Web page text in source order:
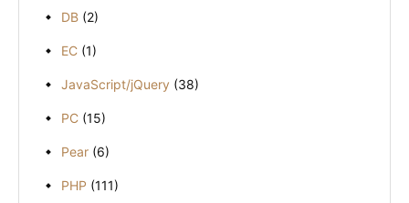
DB (2)
EC (1)
JavaScript/jQuery (38)
PC (15)
Pear (6)
PHP (111)